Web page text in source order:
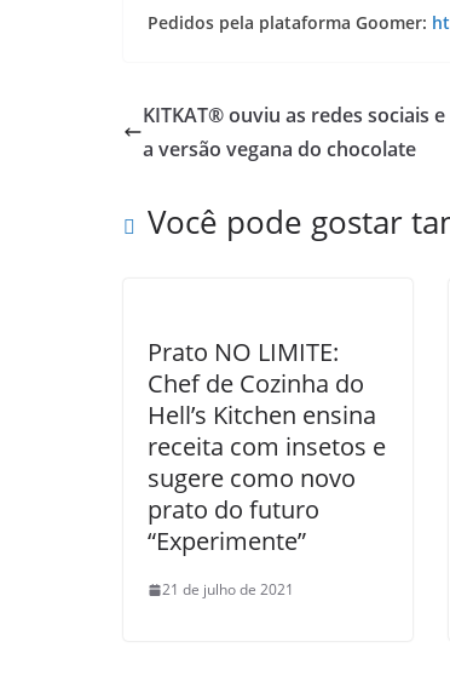
Pedidos pela plataforma Goomer:
KITKAT® ouviu as redes sociais
a versão vegana do chocolate
Você pode gostar
Prato NO LIMITE:
Chef de Cozinha do
Hell’s Kitchen ensina
receita com insetos e
sugere como novo
prato do futuro
“Experimente”
21 de julho de 2021